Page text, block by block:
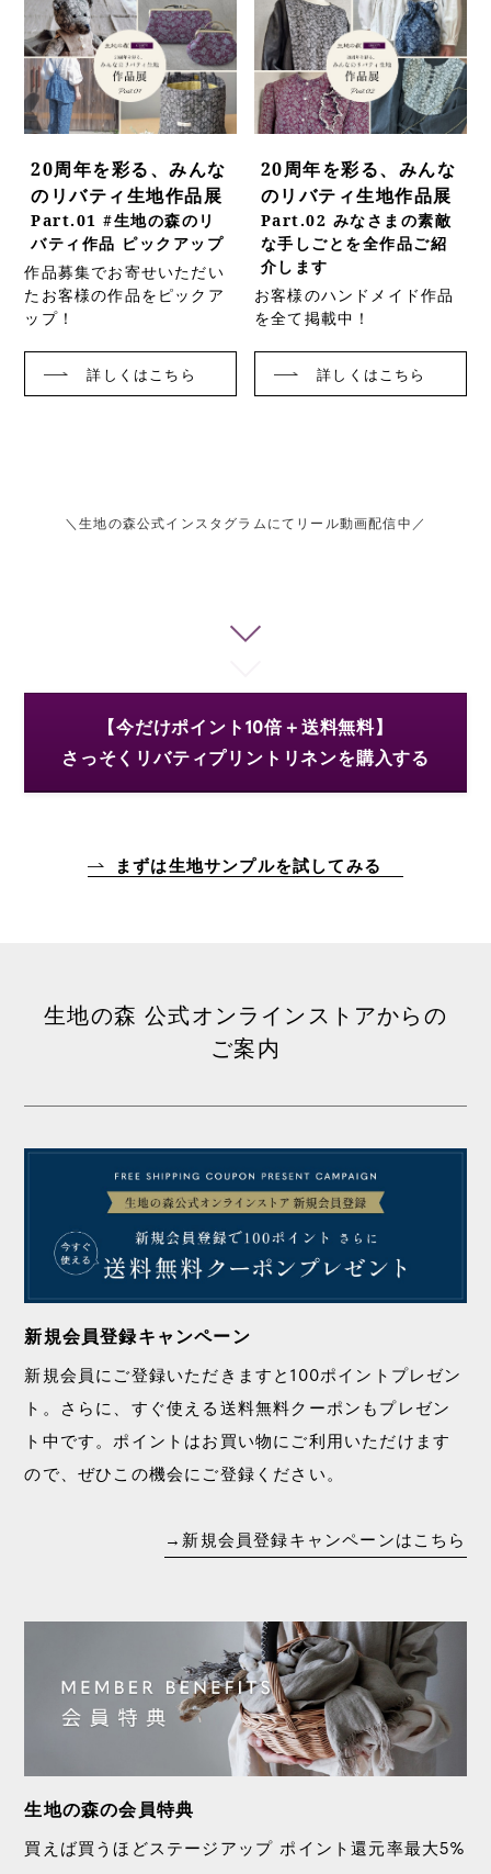
20周年を彩る、みんな
のリバティ生地作品展
Part.01 #生地の森のリ
バティ作品 ピックアップ
作品募集でお寄せいただい
たお客様の作品をピックア
ップ！
詳しくはこちら
20周年を彩る、みんな
のリバティ生地作品展
Part.02 みなさまの素敵
な手しごとを全作品ご紹
介します
お客様のハンドメイド作品
を全て掲載中！
詳しくはこちら
＼生地の森公式インスタグラムにてリール動画配信中／
【今だけポイント10倍＋送料無料】
さっそくリバティプリントリネンを購入する
まずは生地サンプルを試してみる
生地の森 公式オンラインストアからの
ご案内
新規会員登録キャンペーン
新規会員にご登録いただきますと100ポイントプレゼン
ト。 さらに、すぐ使える送料無料クーポンもプレゼン
ト中です。ポイントはお買い物にご利用いただけます
ので、ぜひこの機会にご登録ください。
→新規会員登録キャンペーンはこちら
生地の森の会員特典
買えば買うほどステージアップ ポイント還元率最大5%